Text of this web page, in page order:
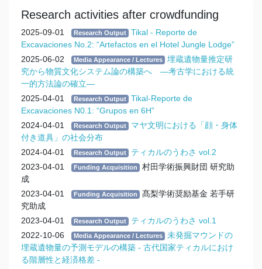
Research activities after crowdfunding
2025-09-01 Research Output
Tikal - Reporte de
Excavaciones No.2: “Artefactos en el Hotel Jungle Lodge”
2025-06-02
Media Appearance / Lectures
埋蔵遺物量推定研
究から物質文化システム論の構築へ ―考古学における統
一的方法論の確立―
2025-04-01
Research Output
Tikal-Reporte de
Excavaciones N0.1: “Grupos en 6H”
2024-04-01
Research Output
マヤ文明における「顔・身体
付き道具」の社会分布
2024-04-01
Research Output
ティカルのうわさ vol.2
2023-04-01
Funding Acquisition
村田学術振興財団 研究助
成
2023-04-01
Funding Acquisition
髙梨学術奨励基金 若手研
究助成
2023-04-01
Research Output
ティカルのうわさ vol.1
2022-10-06
Media Appearance / Lectures
未発掘マウンドの
埋蔵遺物量の予測モデルの構築 - 古代国家ティカルにおけ
る階層性と経済格差 -